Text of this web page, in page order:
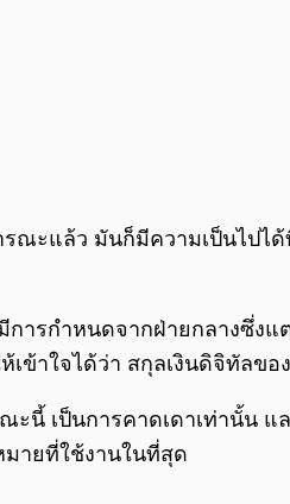
ณะแล้ว มันก็มีความเป็นไป
ม่มีการกำหนดจากฝ่ายกลาง
ข้าใจได้ว่า สกุลเงินดิจิทัลข
นี้ เป็นการคาดเดาเท่านั้น
ายที่ใช้งานในที่สุด